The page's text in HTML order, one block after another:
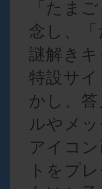
「たま
念し、
謎解き
特設サ
かし、
ルやメ
アイコ
トをプ